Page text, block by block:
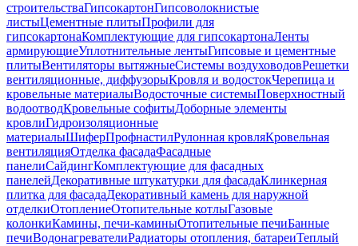
строительстваГипсокартонГипсоволокнистые
листыЦементные плитыПрофили для
гипсокартонаКомплектующие для гипсокартонаЛенты
армирующиеУплотнительные лентыГипсовые и цементные
плитыВентиляторы вытяжныеСистемы воздуховодовРешетки
вентиляционные, диффузорыКровля и водостокЧерепица и
кровельные материалыВодосточные системыПоверхностный
водоотводКровельные софитыДоборные элементы
кровлиГидроизоляционные
материалыШиферПрофнастилРулонная кровляКровельная
вентиляцияОтделка фасадаФасадные
панелиСайдингКомплектующие для фасадных
панелейДекоративные штукатурки для фасадаКлинкерная
плитка для фасадаДекоративный камень для наружной
отделкиОтоплениеОтопительные котлыГазовые
колонкиКамины, печи-каминыОтопительные печиБанные
печиВодонагревателиРадиаторы отопления, батареиТеплый